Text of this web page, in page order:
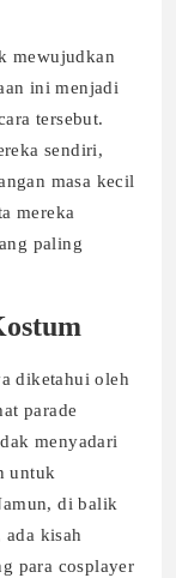
mewujudkan
ini menjadi
tersebut.
sendiri,
masa kecil
mereka
paling
diketahui oleh
parade
menyadari
untuk
di balik
ada kisah
para cosplayer